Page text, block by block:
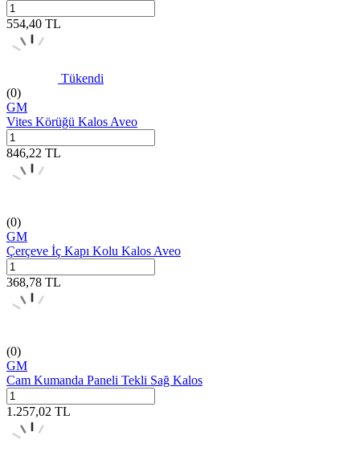
554,40 TL
Tükendi
(0)
GM
Vites Körüğü Kalos Aveo
846,22 TL
(0)
GM
Çerçeve İç Kapı Kolu Kalos Aveo
368,78 TL
(0)
GM
Cam Kumanda Paneli Tekli Sağ Kalos
1.257,02 TL